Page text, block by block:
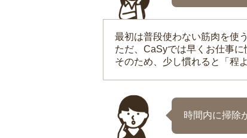
最初は普段使わない筋肉を使
ただ、CaSyでは早くお仕事
そのため、少し慣れると「程
時間内に掃除